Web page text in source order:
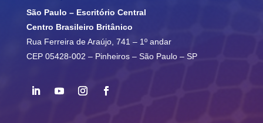
São Paulo – Escritório Central
Centro Brasileiro Britânico
Rua Ferreira de Araújo, 741 – 1º andar
CEP 05428-002 – Pinheiros – São Paulo – SP